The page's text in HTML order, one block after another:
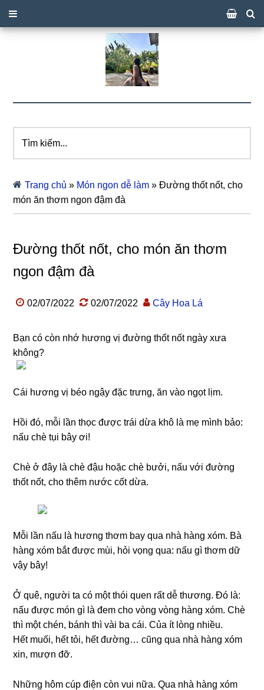
kiếm...
Trang chủ » Món ngon dễ làm »Đường thốt nốt, cho
món ăn thơm ngon đậm đà
Đường thốt nốt, cho món ăn thơm
ngon đậm đà
02/07/2022 02/07/2022 Cây Hoa Lá
Bạn có còn nhớ hương vị đường thốt nốt ngày xưa
không?
Cái hương vị béo ngậy đặc trưng, ăn vào ngọt lịm.
Hồi đó, mỗi lần thọc được trái dừa khô là mẹ mình bảo:
nấu chè tụi bây ơi!
Chè ở đây là chè đậu hoặc chè bưởi, nấu với đường
thốt nốt, cho thêm nước cốt dừa.
Mỗi lần nấu là hương thơm bay qua nhà hàng xóm. Bà
hàng xóm bắt được mùi, hỏi vọng qua: nấu gì thơm dữ
vậy bây!
Ở quê, người ta có một thói quen rất dễ thương. Đó là:
nấu được món gì là đem cho vòng vòng hàng xóm. Chè
thì một chén, bánh thì vài ba cái. Của ít lòng nhiều.
Hết muối, hết tỏi, hết đường… cũng qua nhà hàng xóm
xin, mượn đỡ.
Những hôm cúp điện còn vui nữa. Qua nhà hàng xóm